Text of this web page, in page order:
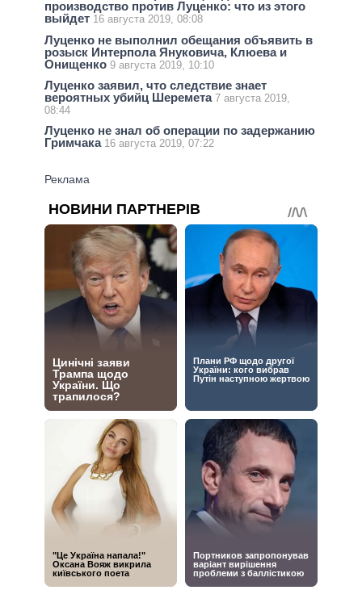
производство против Луценко: что из этого
выйдет 16 августа 2019, 08:08
Луценко не выполнил обещания объявить в
розыск Интерпола Януковича, Клюева и
Онищенко 9 августа 2019, 10:10
Луценко заявил, что следствие знает
вероятных убийц Шеремета 7 августа 2019,
08:44
Луценко не знал об операции по задержанию
Гримчака 16 августа 2019, 07:22